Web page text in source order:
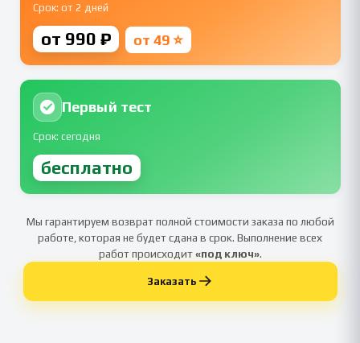
Срок: от 2 дней
от 990 ₽ от 49 ⭐
Первый тест
Срок: сегодня
бесплатно
Мы гарантируем возврат полной стоимости заказа по любой
работе, которая не будет сдана в срок. Выполнение всех
работ происходит«под ключ».
Заказать